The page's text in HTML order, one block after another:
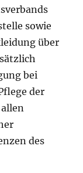
sowie
über
bei
der
des